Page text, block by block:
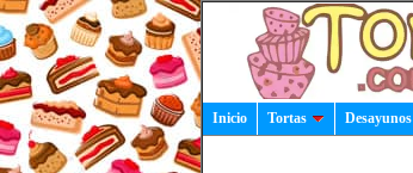
Inicio Tortas Desayunos